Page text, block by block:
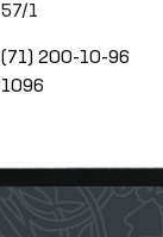
57/1
(71) 200-10-96
1096